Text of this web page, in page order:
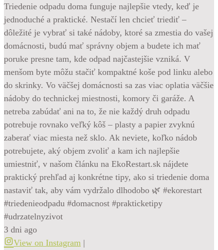
Triedenie odpadu doma funguje najlepšie vtedy, keď je
jednoduché a praktické. Nestačí len chcieť triediť –
dôležité je vybrať si také nádoby, ktoré sa zmestia do vašej
domácnosti, budú mať správny objem a budete ich mať
poruke presne tam, kde odpad najčastejšie vzniká. V
menšom byte môžu stačiť kompaktné koše pod linku alebo
do skrinky. Vo väčšej domácnosti sa zas viac oplatia väčšie
nádoby do technickej miestnosti, komory či garáže. A
netreba zabúdať ani na to, že nie každý druh odpadu
potrebuje rovnako veľký kôš – plasty a papier zvyknú
zaberať viac miesta než sklo. Ak neviete, koľko nádob
potrebujete, aký objem zvoliť a kam ich najlepšie
umiestniť, v našom článku na EkoRestart.sk nájdete
praktický prehľad aj konkrétne tipy, ako si triedenie doma
nastaviť tak, aby vám vydržalo dlhodobo 🌿 #ekorestart
#triedenieodpadu #domacnost #prakticketipy
#udrzatelnyzivot
3 dni ago
View on Instagram |